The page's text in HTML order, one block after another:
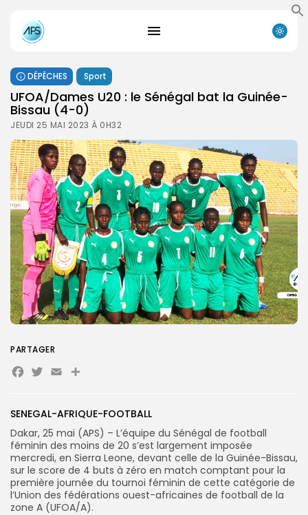
for:
FR
DÉPÊCHES Sport
UFOA/Dames U20 : le Sénégal bat la Guinée-
Bissau (4-0)
JEUDI 25 MAI 2023 À 0H32
SENEGAL-AFRIQUE-FOOTBALL
Dakar, 25 mai (APS) – L’équipe du Sénégal de football
féminin des moins de 20 s’est largement imposée
mercredi, en Sierra Leone, devant celle de la Guinée-Bissau,
sur le score de 4 buts à zéro en match comptant pour la
première journée du tournoi féminin de cette catégorie de
l’Union des fédérations ouest-africaines de football de la
zone A (UFOA/A).
PARTAGER
Facebook
Twitter
Email